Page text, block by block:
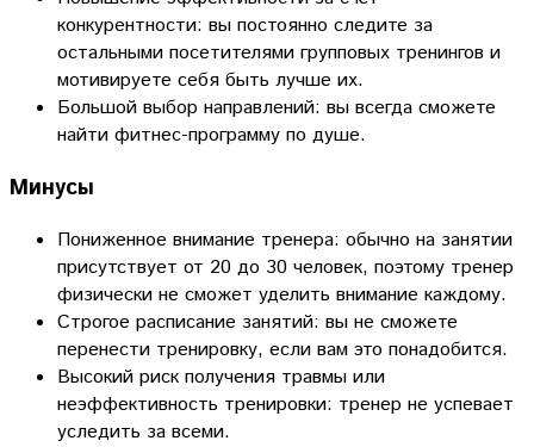
конкурентности: вы постоянно следите за
остальными посетителями групповых тренингов и
мотивируете себя быть лучше их.
Большой выбор направлений: вы всегда сможете
найти фитнес-программу по душе.
Минусы
Пониженное внимание тренера: обычно на занятии
присутствует от 20 до 30 человек, поэтому тренер
физически не сможет уделить внимание каждому.
Строгое расписание занятий: вы не сможете
перенести тренировку, если вам это понадобится.
Высокий риск получения травмы или
неэффективность тренировки: тренер не успевает
уследить за всеми.